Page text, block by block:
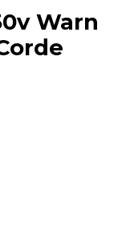
Warn